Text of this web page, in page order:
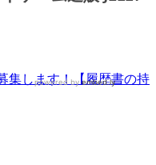
集します！【履歴書の持